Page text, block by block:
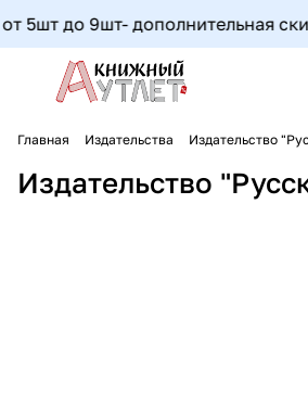
9шт- дополнительная скидка
Главная Издательства Издательство
Издательство